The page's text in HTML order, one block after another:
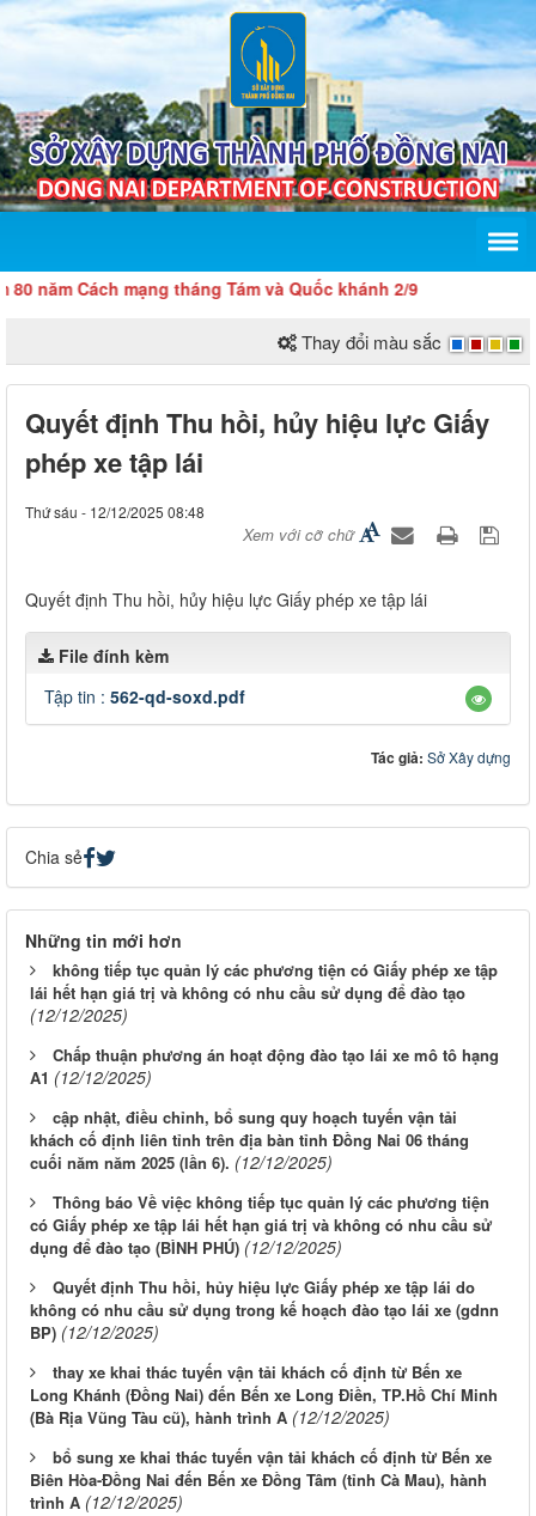
Cách mạng tháng Tám và Quốc khánh 2/9
Thay đổi màu sắc
Quyết định Thu hồi, hủy hiệu lực Giấy
phép xe tập lái
Thứ sáu - 12/12/2025 08:48
Xem với cỡ chữ
Quyết định Thu hồi, hủy hiệu lực Giấy phép xe tập lái
File đính kèm
Tập tin : 562-qd-soxd.pdf
Tác giả: Sở Xây dựng
Chia sẻ
Những tin mới hơn
không tiếp tục quản lý các phương tiện có Giấy phép xe tập
lái hết hạn giá trị và không có nhu cầu sử dụng để đào tạo
(12/12/2025)
Chấp thuận phương án hoạt động đào tạo lái xe mô tô hạng
A1 (12/12/2025)
cập nhật, điều chỉnh, bổ sung quy hoạch tuyến vận tải
khách cố định liên tỉnh trên địa bàn tỉnh Đồng Nai 06 tháng
cuối năm năm 2025 (lần 6). (12/12/2025)
Thông báo Về việc không tiếp tục quản lý các phương tiện
có Giấy phép xe tập lái hết hạn giá trị và không có nhu cầu sử
dụng để đào tạo (BÌNH PHÚ) (12/12/2025)
Quyết định Thu hồi, hủy hiệu lực Giấy phép xe tập lái do
không có nhu cầu sử dụng trong kế hoạch đào tạo lái xe (gdnn
BP) (12/12/2025)
thay xe khai thác tuyến vận tải khách cố định từ Bến xe
Long Khánh (Đồng Nai) đến Bến xe Long Điền, TP.Hồ Chí Minh
(Bà Rịa Vũng Tàu cũ), hành trình A (12/12/2025)
bổ sung xe khai thác tuyến vận tải khách cố định từ Bến xe
Biên Hòa-Đồng Nai đến Bến xe Đồng Tâm (tỉnh Cà Mau), hành
trình A (12/12/2025)